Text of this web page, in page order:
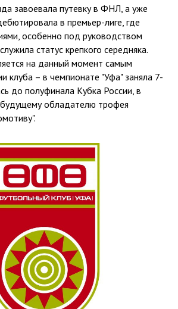
завоевала путевку в ФНЛ, а уже
в премьер-лиге, где
особенно под руководством
статус крепкого середняка.
на данный момент самым
клуба – в чемпионате "Уфа" заняла 7-
до полуфинала Кубка России, в
обладателю трофея